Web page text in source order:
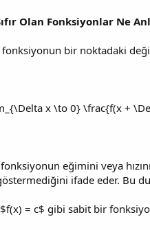
Olan Fonksiyonlar Ne
bir noktadaki
x \to 0} \frac{f(x +
eğimini veya
ifade eder. Bu
= c$ gibi sabit bir